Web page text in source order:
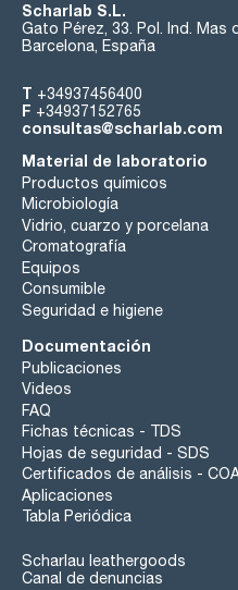
Scharlab S.L.
Gato Pérez, 33. Pol. Ind. Mas
Barcelona, España
T +34937456400
F +34937152765
consultas@scharlab.com
Material de laboratorio
Productos químicos
Microbiología
Vidrio, cuarzo y porcelana
Cromatografía
Equipos
Consumible
Seguridad e higiene
Documentación
Publicaciones
Videos
FAQ
Fichas técnicas - TDS
Hojas de seguridad - SDS
Certificados de análisis -
Aplicaciones
Tabla Periódica
Scharlau leathergoods
Canal de denuncias